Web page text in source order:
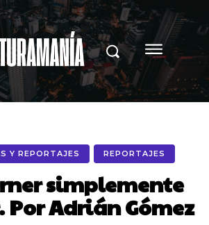
Y REPORTAJES REPORTAJES
simplemente
Adrián Gómez